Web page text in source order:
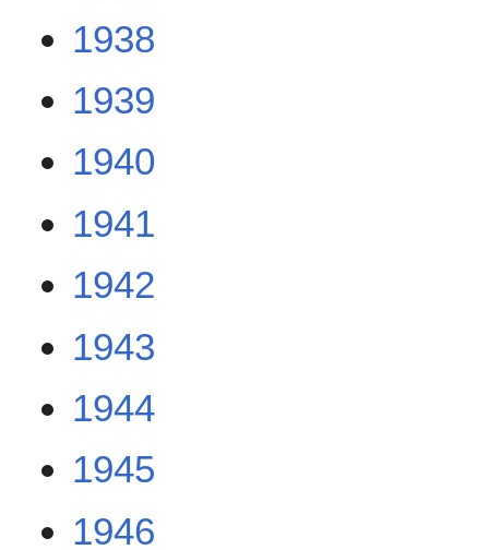
1938
1939
1940
1941
1942
1943
1944
1945
1946